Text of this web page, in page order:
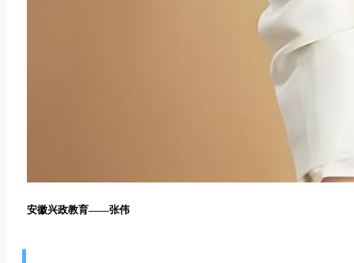
安徽兴政教育——张伟